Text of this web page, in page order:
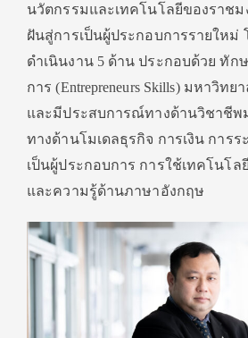
นวัตกรรมและเทคโนโลยีของราช
ฝันสู่การเป็นผู้ประกอบการรายใหม่
ดำเนินงาน 5 ด้าน ประกอบด้วย ทัก
การ (Entrepreneurs Skills) มหาวิท
และมีประสบการณ์ทางด้านวิชาชีพ
ทางด้านโมเดลธุรกิจ การเงิน การ
เป็นผู้ประกอบการ การใช้เทคโนโล
และความรู้ด้านภาษาอังกฤษ